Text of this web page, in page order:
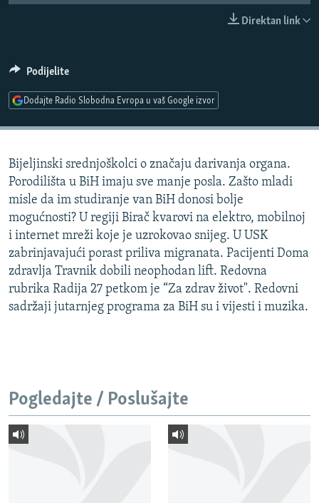
SPECIJALI RSE
VIŠE OD NASLOVA
TV LIBERTY
POST SCRIPTUM
MOJA EVROPA
TRI DECENIJE OD RATA U BIH
SVE KARTE DEJTONA
NASTANAK I RASPAD JUGOSLAVIJE
PRATITE NAS
Sve RFE/RL stranice
Direktan link
Podijelite
Dodajte Radio Slobodna Evropa u vaš Google izvor
Bijeljinski srednjoškolci o značaju darivanja organa.
Porodilišta u BiH imaju sve manje posla. Zašto mladi
misle da im studiranje van BiH donosi bolje
mogućnosti? U regiji Birač kvarovi na elektro, mobilnoj
i internet mreži koje je uzrokovao snijeg. U USK
zabrinjavajući porast priliva migranata. Pacijenti Doma
zdravlja Travnik dobili neophodan lift. Redovna
rubrika Radija 27 petkom je “Za zdrav život". Redovni
sadržaji jutarnjeg programa za BiH su i vijesti i muzika.
Pogledajte / Poslušajte